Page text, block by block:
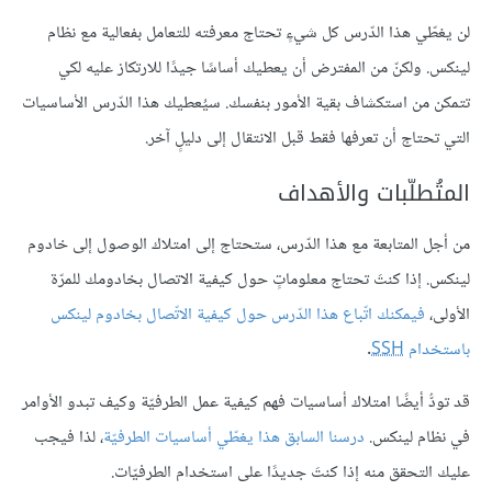
لن يغطّي هذا الدّرسكل شيءٍ تحتاج معرفته للتعامل بفعالية مع نظام
لينكس. ولكنّ من المفترض أن يعطيك أساسًا جيدًا للارتكاز عليه لكي
تتمكن من استكشاف بقية الأمور بنفسك. سيُعطيك هذا الدّرس الأساسيات
التي تحتاج أن تعرفها فقط قبل الانتقال إلى دليلٍ آخر.
المتُطلّبات والأهداف
من أجل المتابعة مع هذا الدّرس، ستحتاج إلى امتلاك الوصول إلى خادوم
لينكس. إذا كنتَ تحتاج معلوماتٍ حول كيفية الاتصال بخادومك للمرّة
الأولى،فيمكنك اتّباع هذا الدّرس حول كيفية الاتّصال بخادوم لينكس
باستخدام SSH
.
قد تودُّ أيضًا امتلاك أساسيات فهم كيفية عمل الطرفيّة وكيف تبدو الأوامر
في نظام لينكس. درسنا السابق هذا يغطّي أساسيات الطرفيّة، لذا فيجب
عليك التحقق منه إذا كنتَ جديدًا على استخدام الطرفيّات.